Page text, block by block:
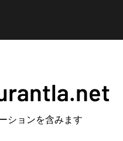
ションを含みます